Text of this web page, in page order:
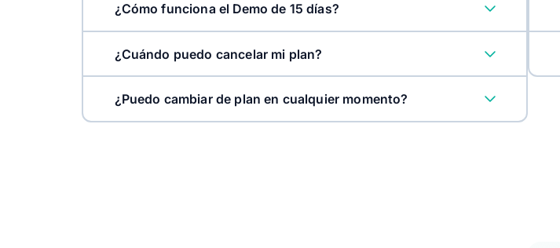
¿Cómo funciona el Demo de 15 días?
¿Cuándo puedo cancelar mi plan?
¿Puedo cambiar de plan en cualquier momento?